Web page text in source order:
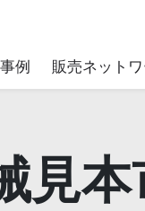
例 販売ネットワ
見